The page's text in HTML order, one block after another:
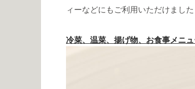
ィーなどにもご利用いただけました
冷菜、温菜、揚げ物、お食事メニ